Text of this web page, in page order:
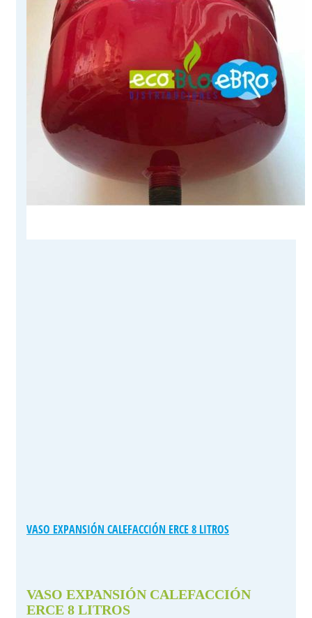
VASO EXPANSIÓN CALEFACCIÓN ERCE 8 LITROS
VASO EXPANSIÓN CALEFACCIÓN
ERCE 8 LITROS